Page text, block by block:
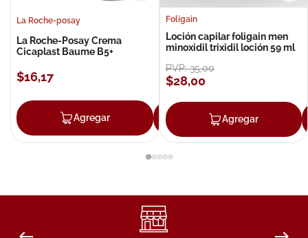
La Roche-posay
La Roche-Posay Crema
Cicaplast Baume B5+
$16,17
Agregar Agregar
Foligain
Loción capilar foligain men
minoxidil trixidil loción 59 ml
PVP:35,00
$28,00
Agregar